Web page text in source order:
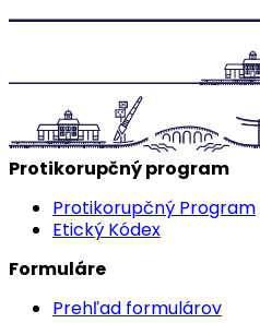
Protikorupčný program
Protikorupčný Program
Etický Kódex
Formuláre
Prehľad formulárov